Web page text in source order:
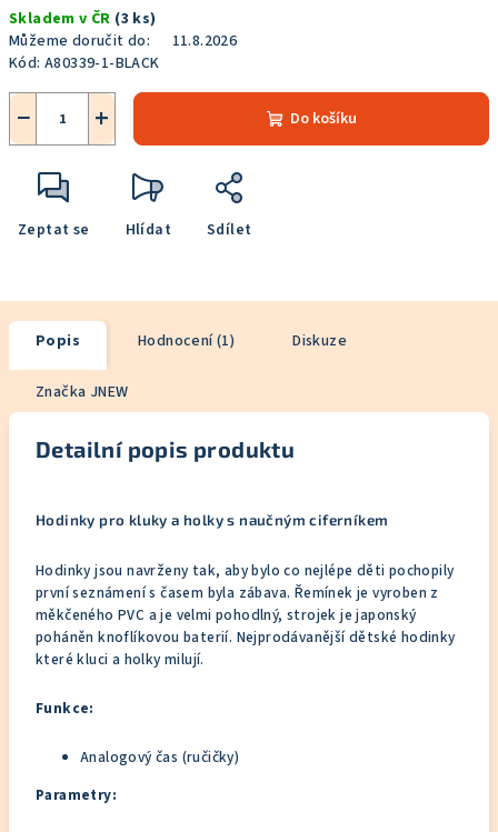
cena:
Skladem v ČR (3 ks)
Můžeme doručit do:
11.8.2026
Kód: A80339-1-BLACK
+
− Do košíku
Zeptat se Hlídat Sdílet
Popis Hodnocení (1) Diskuze
Značka JNEW
Detailní popis produktu
Hodinky pro kluky a holky s naučným ciferníkem
Hodinky jsou navrženy tak, aby bylo co nejlépe děti pochopily
první seznámení s časem byla zábava. Řemínek je vyroben z
měkčeného PVC a je velmi pohodlný, strojek je japonský
poháněn knoflíkovou baterií. Nejprodávanější dětské hodinky
které kluci a holky milují.
Funkce:
Analogový čas (ručičky)
Parametry: